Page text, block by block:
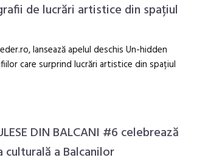
de lucrări artistice din spațiul
lansează apelul deschis Un-hidden
care surprind lucrări artistice din spațiul
DIN BALCANI #6 celebrează
a Balcanilor